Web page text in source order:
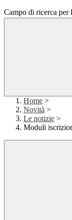
Campo di ricerca per
Home >
Novità >
Le notizie >
Moduli